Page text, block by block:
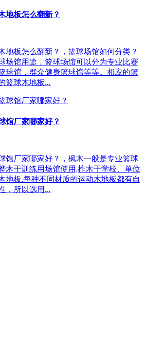
地板怎么翻新？
地板怎么翻新？，篮球场馆如何分类？
场馆用途，篮球场馆可以分为专业比赛
球馆，群众健身篮球馆等等。相应的篮
篮球木地板...
馆厂家哪家好？
馆厂家哪家好？，枫木一般是专业篮球
木于训练用场馆使用,柞木于学校、单位
地板.每种不同材质的运动木地板都有自
，所以选用...